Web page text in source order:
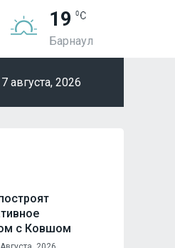
19
Барнаул
7 августа, 2026
с Ковшом